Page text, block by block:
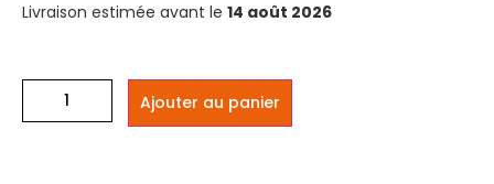
Livraison estimée avant le 14 août 2026
Ajouter au panier